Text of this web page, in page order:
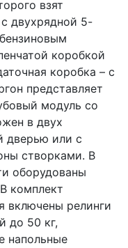
взят
двухрядной 5-
коробкой
коробка – с
представляет
модуль со
в двух
дверью или с
створками. В
оборудованы
комплект
включены релинги
до 50 кг,
напольные